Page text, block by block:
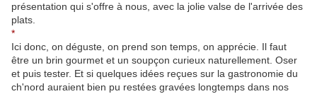
présentation qui s'offre à nous, avec la jolie valse de l'arrivée des
plats.
*
Ici donc, on déguste, on prend son temps, on apprécie. Il faut
être un brin gourmet et un soupçon curieux naturellement. Oser
et puis tester. Et si quelques idées reçues sur la gastronomie du
ch'nord auraient bien pu restées gravées longtemps dans nos